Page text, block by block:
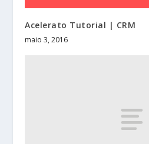
Acelerato Tutorial | CRM
maio 3, 2016